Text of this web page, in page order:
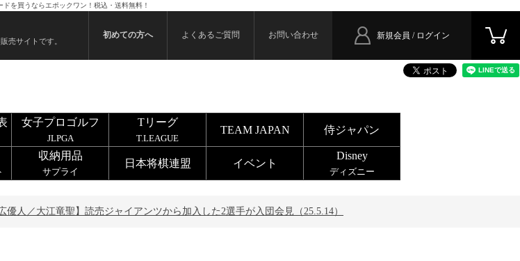
を買うならエポックワン！税込・送料無料！
売サイトです。
新規会員 / ログイン
初めての方へ よくあるご質問 お問い合わせ
女子プロゴルフ
JLPGA
Tリーグ
T.LEAGUE
TEAM JAPAN 侍ジャパン
収納用品
サプライ
日本将棋連盟 イベント
Disney
ディズニー
優人／大江竜聖】読売ジャイアンツから加入した2選手が入団会見（25.5.14）